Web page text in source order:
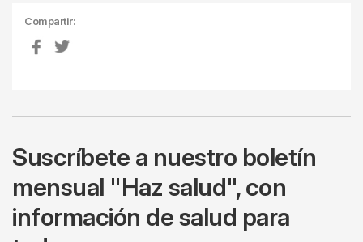
Compartir:
Suscríbete a nuestro boletín
mensual "Haz salud", con
información de salud para